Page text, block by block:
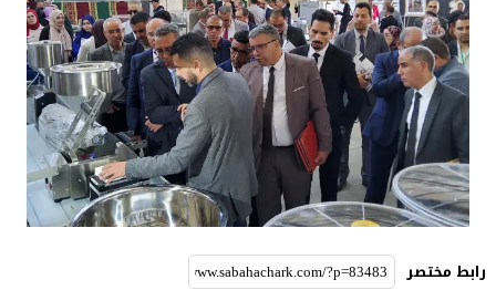
رابط مختصر